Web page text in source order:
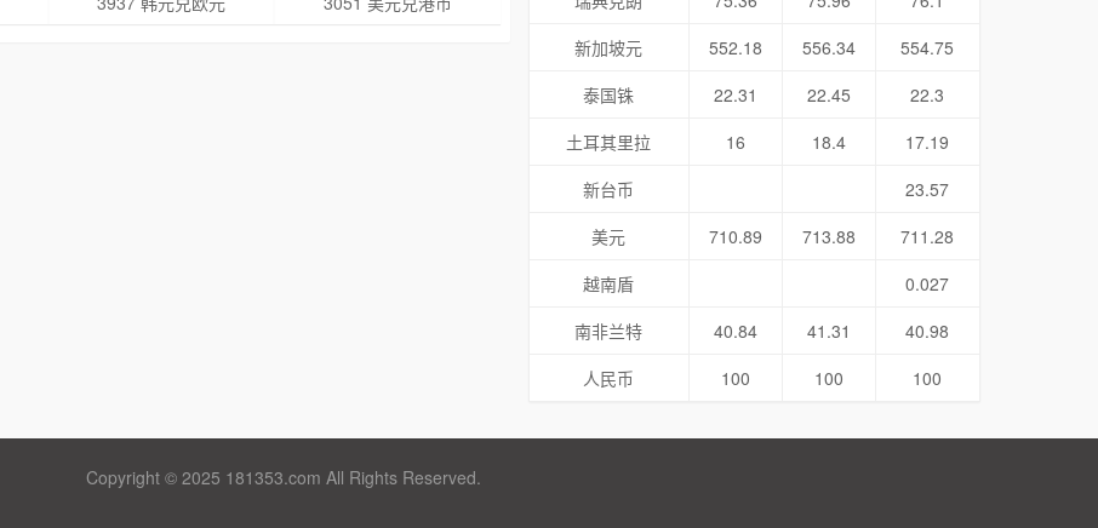
新加坡元
552.18 556.34
554.75
泰国铢
22.31 22.45
22.3
土耳其里拉
16 18.4
17.19
新台币
23.57
美元
710.89 713.88
711.28
越南盾
0.027
南非兰特
40.84 41.31
40.98
人民币
100 100 100
Copyright © 2025 181353.com All Rights Reserved.